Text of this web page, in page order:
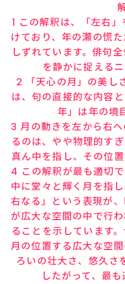
1 この解釈は、「左右
けており、年の瀬の慌
しずれています。俳句
を静かに捉える
2 「天心の月」の美し
は、句の直接的な内容
年」は年の境
3 月の動きを左から右
るのは、やや物理的す
真ん中を指し、その位
4 この解釈が最も適切
中に堂々と輝く月を指
右なる」という表現が
が広大な空間の中で行
ることを示しています
月の位置する広大な空
ろいの壮大さ、悠久さ
したがって、最